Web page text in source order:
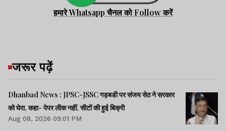
हमारे Whatsapp चैनल को Follow करें
जरूर पढ़ें
Dhanbad News : JPSC-JSSC गड़बडी पर संजय सेठ ने सरकार
को घेरा, कहा- पेपर लीक नहीं, सीटों की हुई बिक्री
Aug 08, 2026 09:01 PM